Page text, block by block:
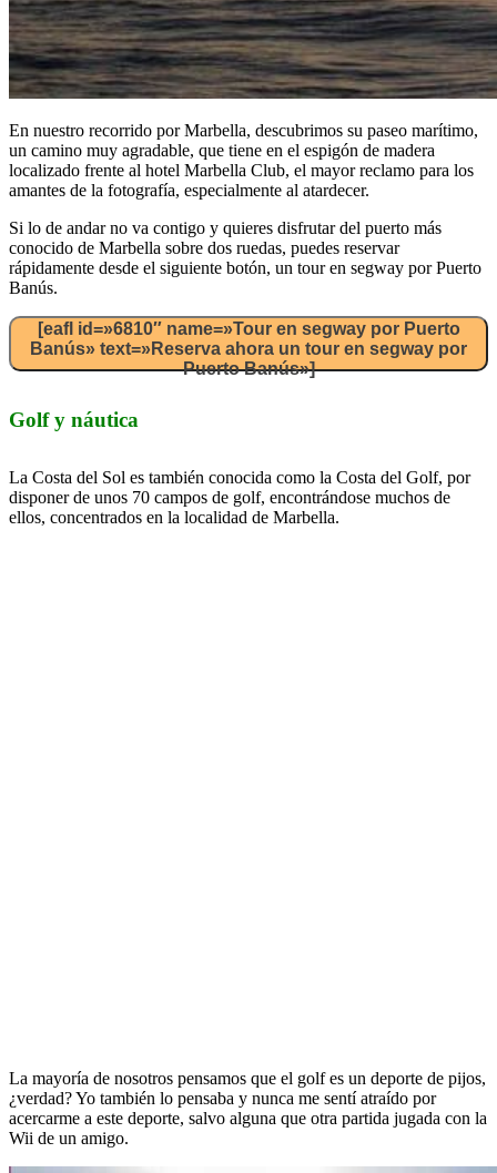
En nuestro recorrido por Marbella, descubrimos su paseo marítimo,
un camino muy agradable, que tiene en el espigón de madera
localizado frente al hotel Marbella Club, el mayor reclamo para los
amantes de la fotografía, especialmente al atardecer.
Si lo de andar no va contigo y quieres disfrutar del puerto más
conocido de Marbella sobre dos ruedas, puedes reservar
rápidamente desde el siguiente botón, un tour en segway por Puerto
Banús.
[eafl id=»6810″ name=»Tour en segway por Puerto
Banús» text=»Reserva ahora un tour en segway por
Puerto Banús»]
Golf y náutica
La Costa del Sol es también conocida como la Costa del Golf, por
disponer de unos 70 campos de golf, encontrándose muchos de
ellos, concentrados en la localidad de Marbella.
La mayoría de nosotros pensamos que el golf es un deporte de pijos,
¿verdad? Yo también lo pensaba y nunca me sentí atraído por
acercarme a este deporte, salvo alguna que otra partida jugada con la
Wii de un amigo.